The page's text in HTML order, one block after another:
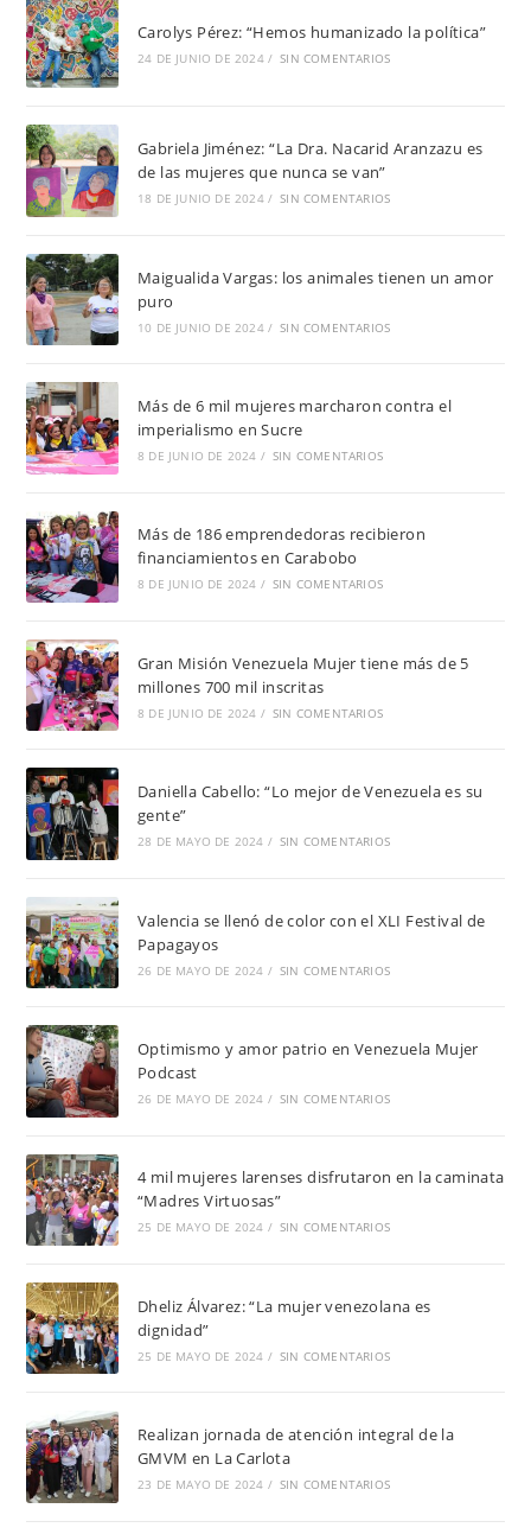
Carolys Pérez: “Hemos humanizado la política”
24 DE JUNIO DE 2024 / SIN COMENTARIOS
Gabriela Jiménez: “La Dra. Nacarid Aranzazu es
de las mujeres que nunca se van”
18 DE JUNIO DE 2024 / SIN COMENTARIOS
Maigualida Vargas: los animales tienen un amor
puro
10 DE JUNIO DE 2024 / SIN COMENTARIOS
Más de 6 mil mujeres marcharon contra el
imperialismo en Sucre
8 DE JUNIO DE 2024 / SIN COMENTARIOS
Más de 186 emprendedoras recibieron
financiamientos en Carabobo
8 DE JUNIO DE 2024 / SIN COMENTARIOS
Gran Misión Venezuela Mujer tiene más de 5
millones 700 mil inscritas
8 DE JUNIO DE 2024 / SIN COMENTARIOS
Daniella Cabello: “Lo mejor de Venezuela es su
gente”
28 DE MAYO DE 2024 / SIN COMENTARIOS
Valencia se llenó de color con el XLI Festival de
Papagayos
26 DE MAYO DE 2024 / SIN COMENTARIOS
Optimismo y amor patrio en Venezuela Mujer
Podcast
26 DE MAYO DE 2024 / SIN COMENTARIOS
4 mil mujeres larenses disfrutaron en la caminata
“Madres Virtuosas”
25 DE MAYO DE 2024 / SIN COMENTARIOS
Dheliz Álvarez: “La mujer venezolana es
dignidad”
25 DE MAYO DE 2024 / SIN COMENTARIOS
Realizan jornada de atención integral de la
GMVM en La Carlota
23 DE MAYO DE 2024 / SIN COMENTARIOS